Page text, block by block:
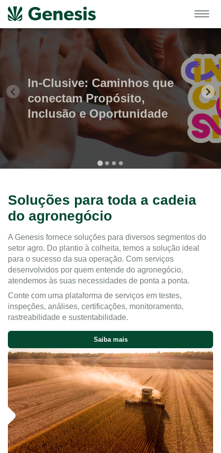
In-Clusive: Caminhos que
conectam Propósito,
Inclusão e Oportunidade
Soluções para toda a cadeia
do agronegócio
A Genesis fornece soluções para diversos segmentos do
setor agro. Do plantio à colheita, temos a solução ideal
para o sucesso da sua operação. Com serviços
desenvolvidos por quem entende do agronegócio,
atendemos às suas necessidades de ponta a ponta.
Conte com uma plataforma de serviços em testes,
inspeções, análises, certificações, monitoramento,
rastreabilidade e sustentabilidade.
Saiba mais